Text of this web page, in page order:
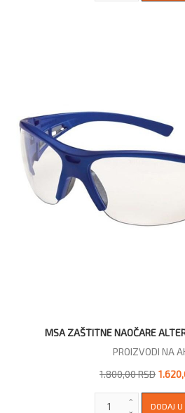
MSA ZAŠTITNE NAOČARE
PROIZVODI NA
1.800,00 RSD